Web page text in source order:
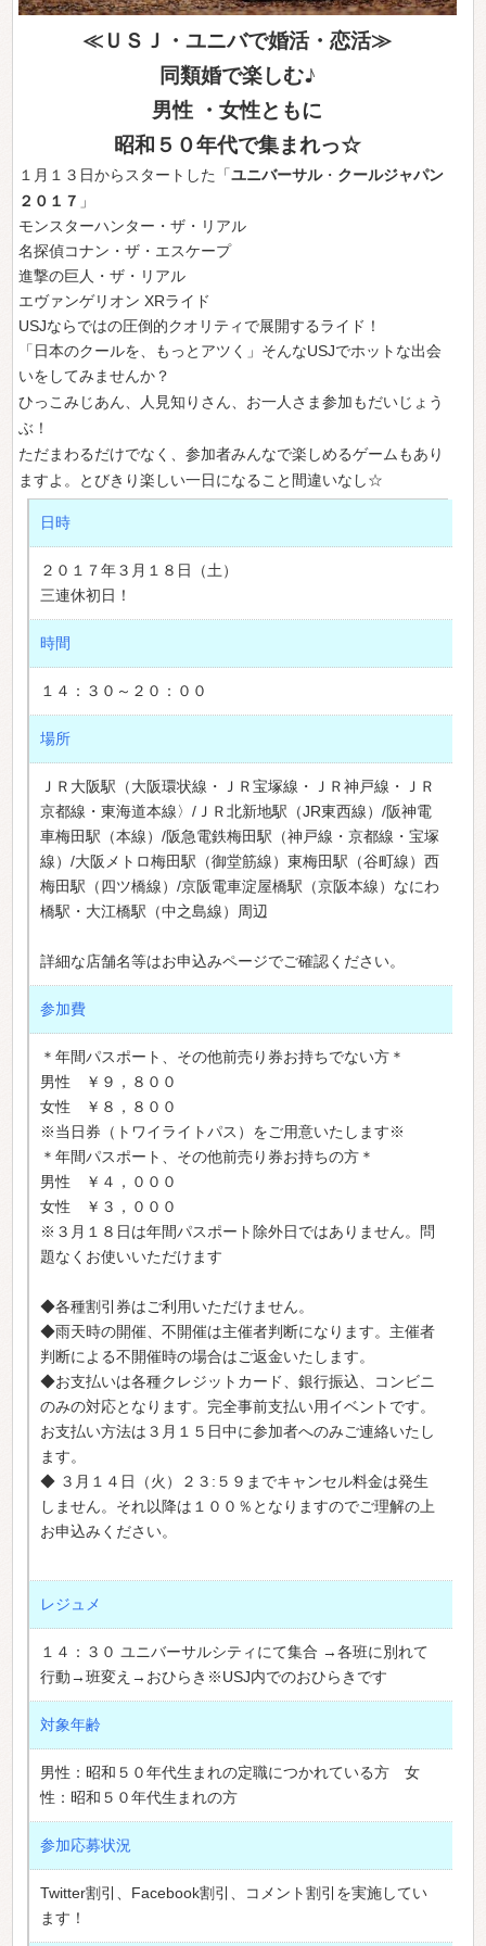
≪ＵＳＪ・ユニバで婚活・恋活≫
同類婚で楽しむ♪
男性 ・女性ともに
昭和５０年代で集まれっ☆
１月１３日からスタートした「ユニバーサル・ クールジャパン
２０１７ 」
モンスターハンター・ザ・リアル
名探偵コナン・ザ・エスケープ
進撃の巨人・ザ・リアル
エヴァンゲリオン XRライド
USJならではの圧倒的クオリティで展開するライド！
「日本のクールを、もっとアツく」そんなUSJでホットな出会
いをしてみませんか？
ひっこみじあん、人見知りさん、お一人さま参加もだいじょう
ぶ！
ただまわるだけでなく、参加者みんなで楽しめるゲームもあり
ますよ。とびきり楽しい一日になること間違いなし☆
日時
２０１７年３月１８日（土）
三連休初日！
時間
１４：３０～２０：００
場所
ＪＲ大阪駅（大阪環状線・ＪＲ宝塚線・ＪＲ神戸線・ＪＲ
京都線・東海道本線〉/ＪＲ北新地駅（JR東西線）/阪神電
車梅田駅（本線）/阪急電鉄梅田駅（神戸線・京都線・宝塚
線）/大阪メトロ梅田駅（御堂筋線）東梅田駅（谷町線）西
梅田駅（四ツ橋線）/京阪電車淀屋橋駅（京阪本線）なにわ
橋駅・大江橋駅（中之島線）周辺
詳細な店舗名等はお申込みページでご確認ください。
参加費
＊年間パスポート、その他前売り券お持ちでない方＊
男性 ￥９，８００
女性 ￥８，８００
※当日券（トワイライトパス）をご用意いたします※
＊年間パスポート、その他前売り券お持ちの方＊
男性 ￥４，０００
女性 ￥３，０００
※３月１８日は年間パスポート除外日ではありません。問
題なくお使いいただけます
◆各種割引券はご利用いただけません。
◆雨天時の開催、不開催は主催者判断になります。主催者
判断による不開催時の場合はご返金いたします。
◆お支払いは各種クレジットカード、銀行振込、コンビニ
のみの対応となります。完全事前支払い用イベントです。
お支払い方法は３月１５日中に参加者へのみご連絡いたし
ます。
◆ ３月１４日（火）２３:５９までキャンセル料金は発生
しません。それ以降は１００％となりますのでご理解の上
お申込みください。
レジュメ
１４：３０ ユニバーサルシティにて集合 →各班に別れて
行動→班変え→おひらき※USJ内でのおひらきです
対象年齢
男性：昭和５０年代生まれの定職につかれている方 女
性：昭和５０年代生まれの方
参加応募状況
Twitter割引、Facebook割引、コメント割引を実施してい
ます！